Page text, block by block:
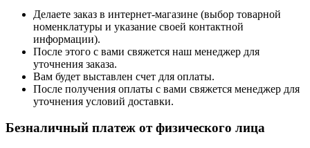
Делаете заказ в интернет-магазине (выбор товарной
номенклатуры и указание своей контактной
информации).
После этого с вами свяжется наш менеджер для
уточнения заказа.
Вам будет выставлен счет для оплаты.
После получения оплаты с вами свяжется менеджер для
уточнения условий доставки.
Безналичный платеж от физического лица